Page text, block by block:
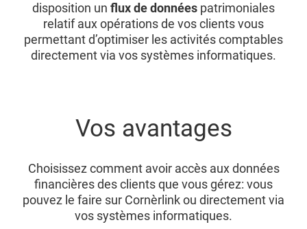
disposition un flux de données patrimoniales
relatif aux opérations de vos clients vous
permettant d’optimiser les activités comptables
directement via vos systèmes informatiques.
Vos avantages
Choisissez comment avoir accès aux données
financières des clients que vous gérez: vous
pouvez le faire sur Cornèrlink ou directement via
vos systèmes informatiques.